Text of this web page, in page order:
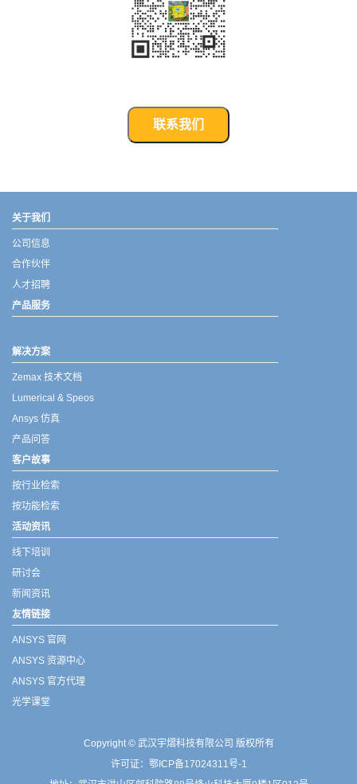
联系我们
关于我们
公司信息
合作伙伴
人才招聘
产品服务
解决方案
Zemax 技术文档
Lumerical & Speos
Ansys 仿真
产品问答
客户故事
按行业检索
按功能检索
活动资讯
线下培训
研讨会
新闻资讯
友情链接
ANSYS 官网
ANSYS 资源中心
ANSYS 官方代理
光学课堂
Copyright © 武汉宇熠科技有限公司 版权所有
许可证： 鄂ICP备17024311号-1